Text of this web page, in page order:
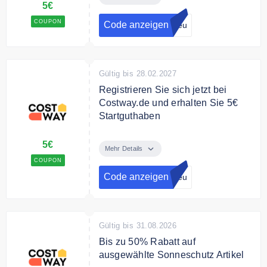
5€
COUPON
Bedingungen
Code anzeigen Neu
5€
COUPON
Gültig bis 28.02.2027
Registrieren Sie sich jetzt bei
Costway.de und erhalten Sie 5€
Startguthaben
Costway.de und erhalten Sie 5€
Startguthaben bei einem
Mindestbestellwert von 70 €
Coupon gilt nicht für
Sonderangebote und
Ausverkaufsartikel.
Mehr Details
Code anzeigen Neu
Gültig bis 31.08.2026
Bis zu 50% Rabatt auf
ausgewählte Sonneschutz Artikel